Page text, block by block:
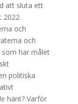
att sluta ett
2022
och
och
har målet
politiska
hänt? Varför